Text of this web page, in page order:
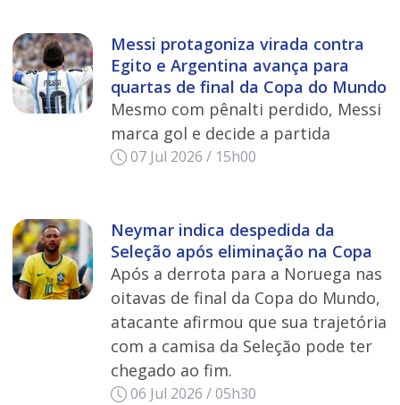
Messi protagoniza virada contra
Egito e Argentina avança para
quartas de final da Copa do Mundo
Mesmo com pênalti perdido, Messi
marca gol e decide a partida
07 Jul 2026 / 15h00
Neymar indica despedida da
Seleção após eliminação na Copa
Após a derrota para a Noruega nas
oitavas de final da Copa do Mundo,
atacante afirmou que sua trajetória
com a camisa da Seleção pode ter
chegado ao fim.
06 Jul 2026 / 05h30